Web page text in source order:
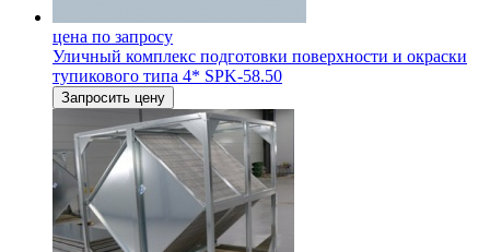
цена по запросу
Уличный комплекс подготовки поверхности и окраски
тупикового типа 4* SPK-58.50
Запросить цену